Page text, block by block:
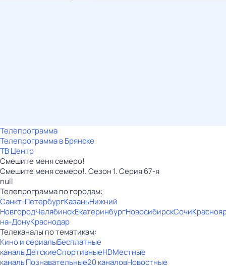
Телепрограмма
Телепрограмма в Брянске
ТВ Центр
Смешите меня семеро!
Смешите меня семеро!. Сезон 1. Серия 67-я
null
Телепрограмма по городам:
Санкт-ПетербургКазаньНижний
НовгородЧелябинскЕкатеринбургНовосибирскСочи
на-ДонуКраснодар
Телеканалы по тематикам:
Кино и сериалыБесплатные
каналыДетскиеСпортивныеHDМестные
каналыПознавательные20 каналовНовостные